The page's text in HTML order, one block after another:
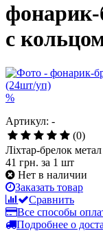
фонарик-
с
%
Артикул: -
(0)
Ліхтар-брелок
41 грн. за 1 шт
Нет в наличии
Заказать товар
Сравнить
Все способы
Подробнее о